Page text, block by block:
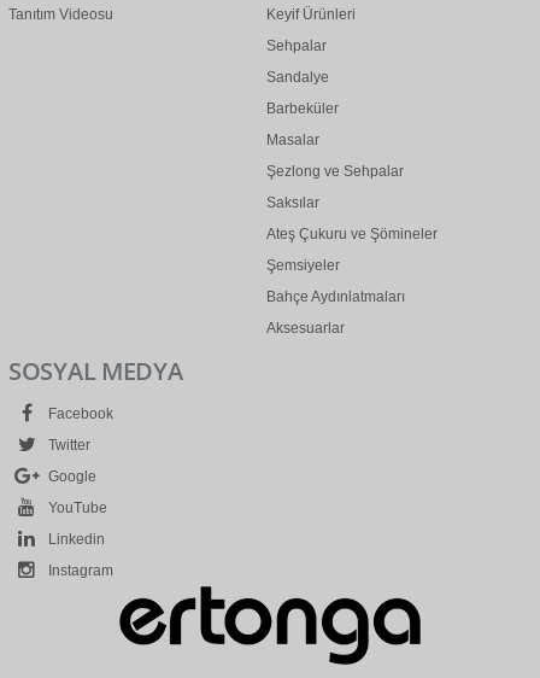
Tanıtım Videosu
Keyif Ürünleri
Sehpalar
Sandalye
Barbeküler
Masalar
Şezlong ve Sehpalar
Saksılar
Ateş Çukuru ve Şömineler
Şemsiyeler
Bahçe Aydınlatmaları
Aksesuarlar
SOSYAL MEDYA
Facebook
Twitter
Google
YouTube
Linkedin
Instagram